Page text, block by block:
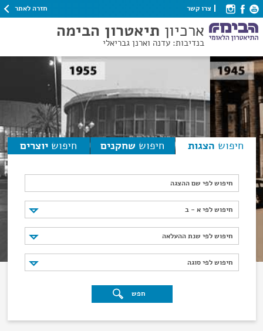
צרו קשר חזרה לאתר
ארכיון תיאטרון הבימה
בנדיבות: עדנה וארנן גבריאלי
חיפוש הצגות חיפוש שחקנים חיפוש יוצרים
חיפוש לפי שם ההצגה
חיפוש לפי א - ב
חיפוש לפי א - ב
חיפוש לפי שנת ההעלאה
חיפוש לפי שנת ההעלאה
חיפוש לפי סוגה
חיפוש לפי סוגה
חפש